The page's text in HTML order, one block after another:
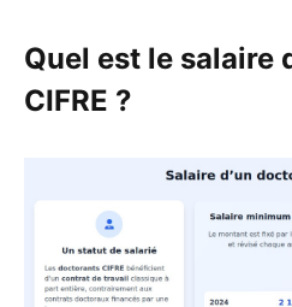
Quel est le salaire
CIFRE ?